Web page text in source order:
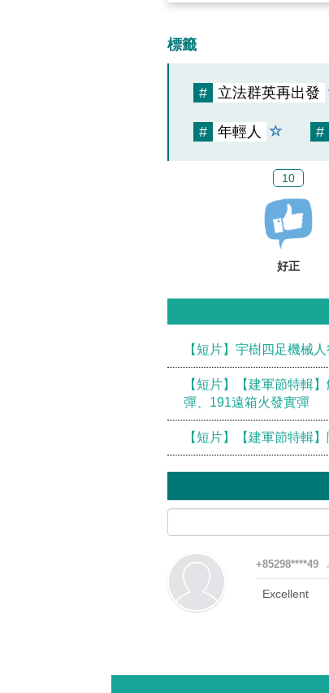
標籤
# 立法群英再出發
# 年輕人 #
10
好正
【短片】宇樹四足機械
【短片】【建軍節特輯
彈、191遠箱火發實彈
【短片】【建軍節特輯
+85298****49
Excellent